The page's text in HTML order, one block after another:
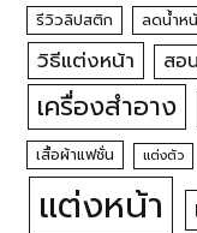
รีวิวลิปสติก ลดน้ำห
วิธีแต่งหน้า
สอ
เครื่องสำอาง
เสื้อผ้าแฟชั่น แต่งตัว
แต่งหน้า